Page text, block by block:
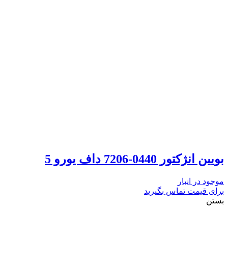
بویین انژکتور 0440-7206 داف یورو 5
موجود در انبار
برای قیمت تماس بگیرید
بستن